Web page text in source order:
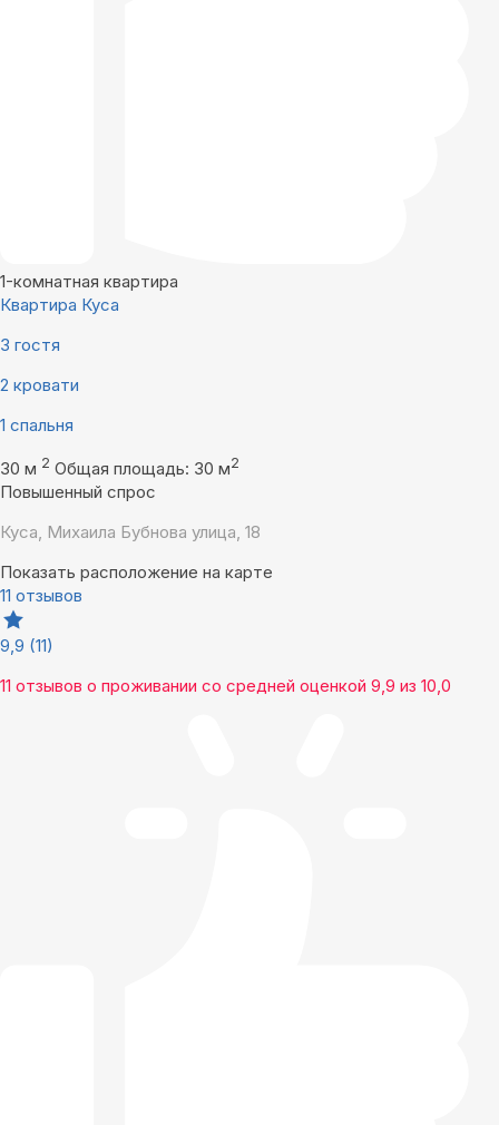
1-комнатная квартира
Квартира Куса
3 гостя
2 кровати
1 спальня
30 м 2 Общая площадь: 30 м2
Повышенный спрос
Куса, Михаила Бубнова улица, 18
Показать расположение на карте
11 отзывов
9,9 (11)
11 отзывов о проживании со средней оценкой 9,9 из 10,0